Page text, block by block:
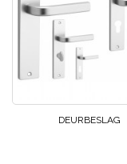
DEURBESLAG